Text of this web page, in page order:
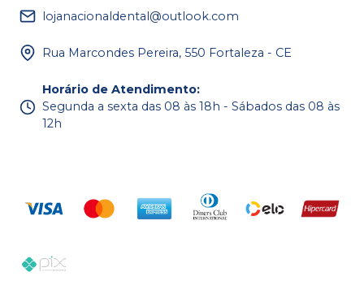
lojanacionaldental@outlook.com
Rua Marcondes Pereira, 550 Fortaleza - CE
Horário de Atendimento:
Segunda a sexta das 08 às 18h - Sábados das 08 às
12h